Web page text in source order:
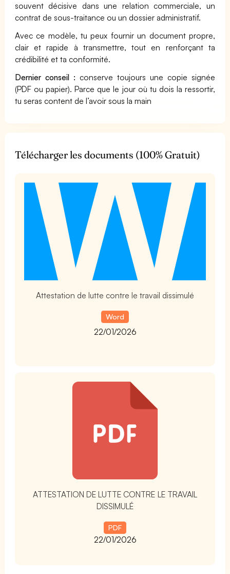
souvent décisive dans une relation commerciale, un
contrat de sous-traitance ou un dossier administratif.
Avec ce modèle, tu peux fournir un document propre,
clair et rapide à transmettre, tout en renforçant ta
crédibilité et ta conformité.
Dernier conseil : conserve toujours une copie signée
(PDF ou papier). Parce que le jour où tu dois la ressortir,
tu seras content de l’avoir sous la main
Télécharger les documents (100% Gratuit)
Attestation de lutte contre le travail dissimulé
Word
22/01/2026
ATTESTATION DE LUTTE CONTRE LE TRAVAIL
DISSIMULÉ
PDF
22/01/2026